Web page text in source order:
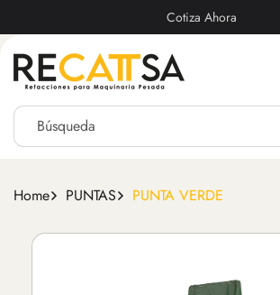
Al Contenido
Cotiza Ahora
Búsqueda
Home PUNTAS PUNTA VERDE
Directamente
A La